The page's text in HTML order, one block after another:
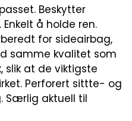
Beskytter
å holde ren.
for sideairbag,
samme kvalitet som
slik at de viktigste
Perforert sittte- og
Særlig aktuell til